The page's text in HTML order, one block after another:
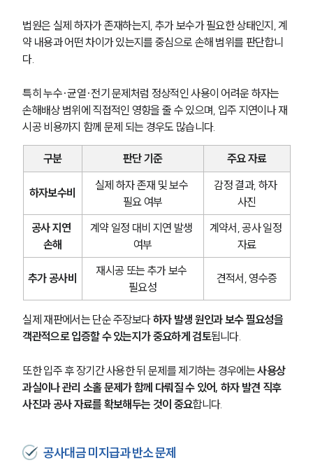
법원은 실제 하자가 존재하는지, 추가 보수가 필요한 상태인지, 계
약 내용과 어떤 차이가 있는지를 중심으로 손해 범위를 판단합니
다.
특히 누수·균열·전기 문제처럼 정상적인 사용이 어려운 하자는
손해배상 범위에 직접적인 영향을 줄 수 있으며, 입주 지연이나 재
시공 비용까지 함께 문제 되는 경우도 많습니다.
구분 판단 기준 주요 자료
하자보수비
실제 하자 존재 및 보수
필요 여부
감정 결과, 하자
사진
공사 지연
손해
계약 일정 대비 지연 발생
여부
계약서, 공사 일정
자료
추가 공사비
재시공 또는 추가 보수
필요성
견적서, 영수증
실제 재판에서는 단순 주장보다 하자 발생 원인과 보수 필요성을
객관적으로 입증할 수 있는지가 중요하게 검토됩니다.
또한 입주 후 장기간 사용한 뒤 문제를 제기하는 경우에는 사용상
과실이나 관리 소홀 문제가 함께 다뤄질 수 있어, 하자 발견 직후
사진과 공사 자료를 확보해두는 것이 중요합니다.
공사대금 미지급과 반소 문제